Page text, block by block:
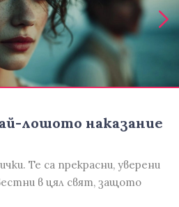
лошото наказание
Те са прекрасни, уверени
в цял свят, защото